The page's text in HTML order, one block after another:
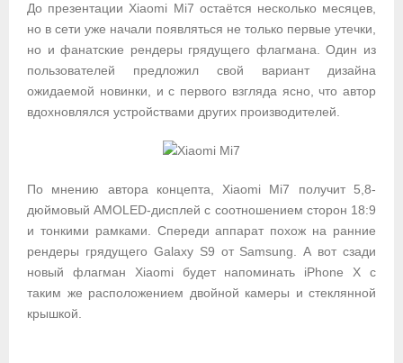
До презентации Xiaomi Mi7 остаётся несколько месяцев,
но в сети уже начали появляться не только первые утечки,
но и фанатские рендеры грядущего флагмана. Один из
пользователей предложил свой вариант дизайна
ожидаемой новинки, и с первого взгляда ясно, что автор
вдохновлялся устройствами других производителей.
По мнению автора концепта, Xiaomi Mi7 получит 5,8-
дюймовый AMOLED-дисплей с соотношением сторон 18:9
и тонкими рамками. Спереди аппарат похож на ранние
рендеры грядущего Galaxy S9 от Samsung. А вот сзади
новый флагман Xiaomi будет напоминать iPhone X с
таким же расположением двойной камеры и стеклянной
крышкой.